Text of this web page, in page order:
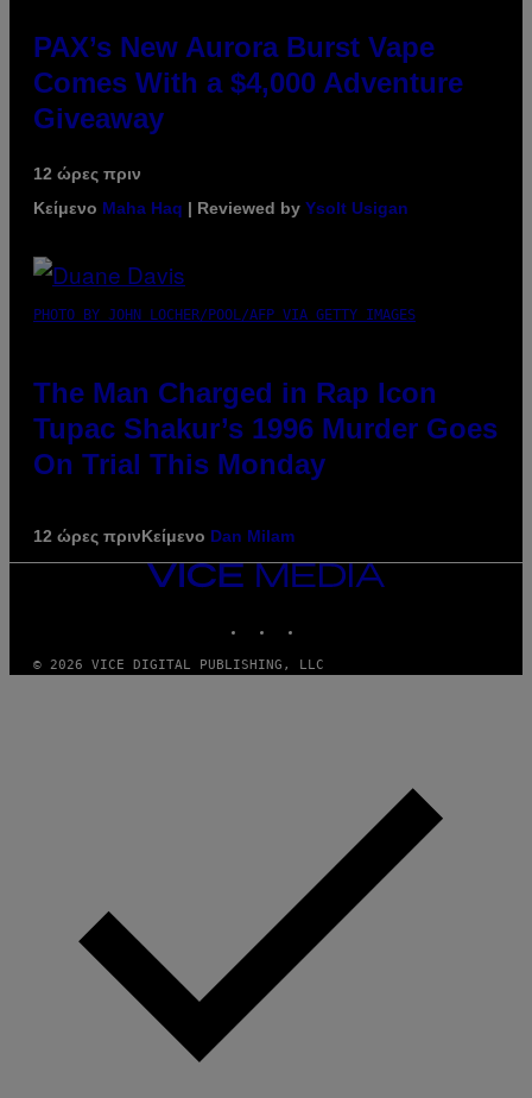
PAX’s New Aurora Burst Vape
Comes With a $4,000 Adventure
Giveaway
12 ώρες πριν
Κείμενο Maha Haq | Reviewed by Ysolt Usigan
PHOTO BY JOHN LOCHER/POOL/AFP VIA GETTY IMAGES
The Man Charged in Rap Icon
Tupac Shakur’s 1996 Murder Goes
On Trial This Monday
12 ώρες πρινΚείμενο Dan Milam
VICE
MEDIA
© 2026 VICE DIGITAL PUBLISHING, LLC